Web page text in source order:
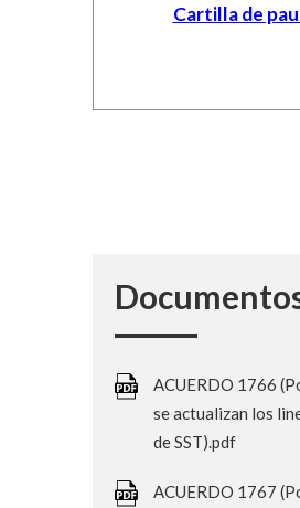
Cartilla de
ACUERDO 1766
se actualizan los
de SST).pdf
ACUERDO 1767